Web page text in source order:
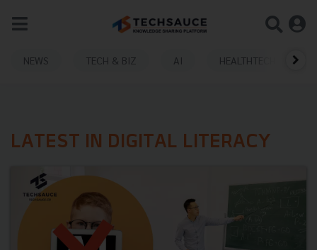
NEWS TECH & BIZ AI HEALTHTECH
LATEST IN DIGITAL LITERACY